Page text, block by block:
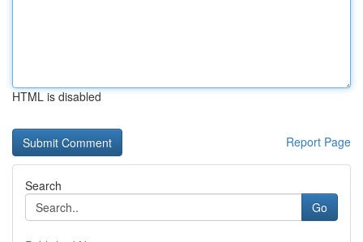
HTML is disabled
Report Page
Search
Go